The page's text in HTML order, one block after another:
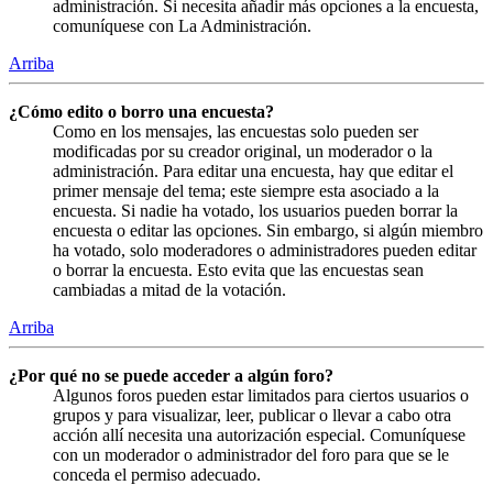
administración. Si necesita añadir más opciones a la encuesta,
comuníquese con La Administración.
Arriba
¿Cómo edito o borro una encuesta?
Como en los mensajes, las encuestas solo pueden ser
modificadas por su creador original, un moderador o la
administración. Para editar una encuesta, hay que editar el
primer mensaje del tema; este siempre esta asociado a la
encuesta. Si nadie ha votado, los usuarios pueden borrar la
encuesta o editar las opciones. Sin embargo, si algún miembro
ha votado, solo moderadores o administradores pueden editar
o borrar la encuesta. Esto evita que las encuestas sean
cambiadas a mitad de la votación.
Arriba
¿Por qué no se puede acceder a algún foro?
Algunos foros pueden estar limitados para ciertos usuarios o
grupos y para visualizar, leer, publicar o llevar a cabo otra
acción allí necesita una autorización especial. Comuníquese
con un moderador o administrador del foro para que se le
conceda el permiso adecuado.